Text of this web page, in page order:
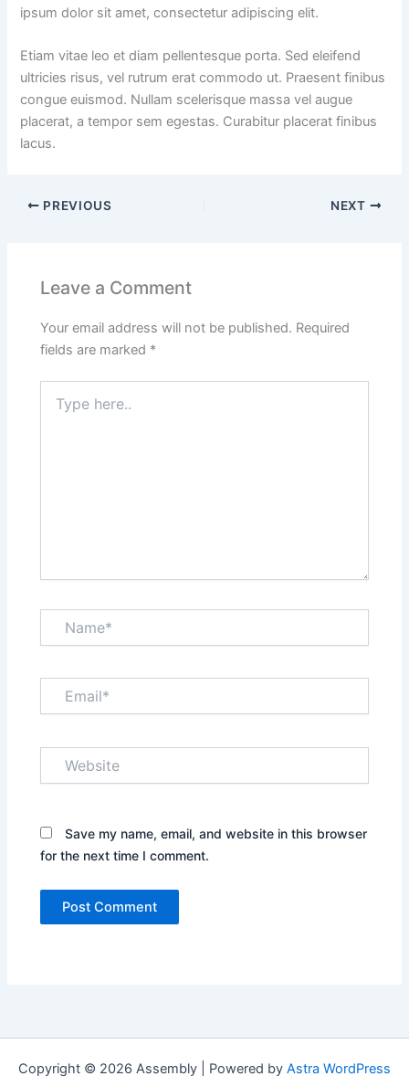
ipsum dolor sit amet, consectetur adipiscing elit.
Etiam vitae leo et diam pellentesque porta. Sed eleifend
ultricies risus, vel rutrum erat commodo ut. Praesent finibus
congue euismod. Nullam scelerisque massa vel augue
placerat, a tempor sem egestas. Curabitur placerat finibus
lacus.
PREVIOUS NEXT
Leave a Comment
Your email address will not be published. Required
fields are marked *
here..
Save my name, email, and website in this browser
for the next time I comment.
Copyright © 2026 Assembly | Powered by Astra WordPress